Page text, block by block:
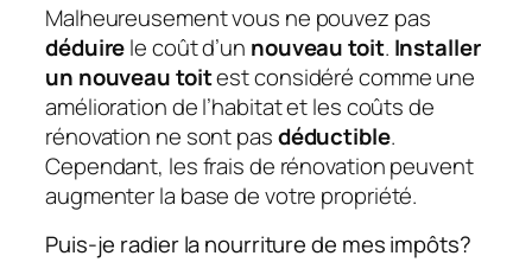
Malheureusement vous ne pouvez pas
déduirele coût d’un nouveau toit. Installer
un nouveau toitest considéré comme une
amélioration de l’habitat et les coûts de
rénovation ne sont pasdéductible.
Cependant, les frais de rénovation peuvent
augmenter la base de votre propriété.
Puis-je radier la nourriture de mes impôts?